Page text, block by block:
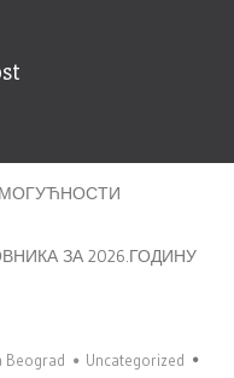
ЗА 2026.ГОДИНУ
Beograd
Uncategorized